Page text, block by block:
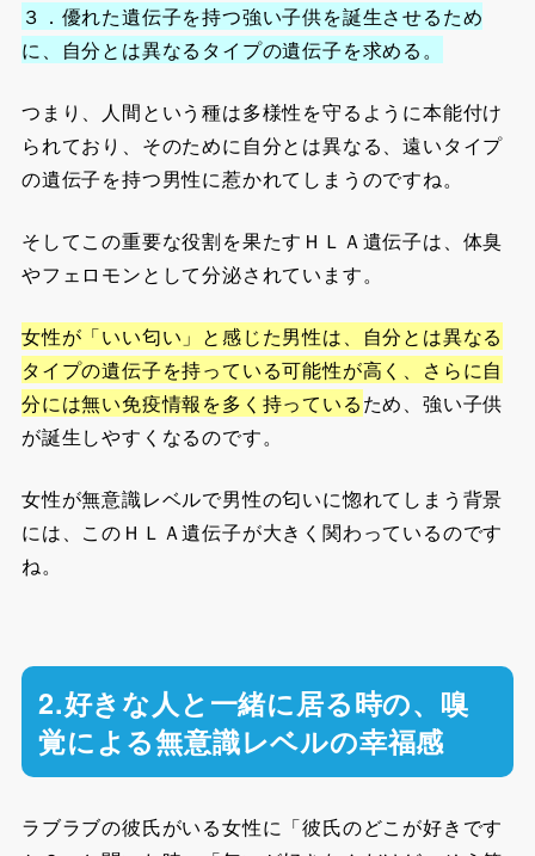
３．優れた遺伝子を持つ強い子供を誕生させるため
に、自分とは異なるタイプの遺伝子を求める。
つまり、人間という種は多様性を守るように本能付け
られており、そのために自分とは異なる、遠いタイプ
の遺伝子を持つ男性に惹かれてしまうのですね。
そしてこの重要な役割を果たすＨＬＡ遺伝子は、体臭
やフェロモンとして分泌されています。
女性が「いい匂い」と感じた男性は、自分とは異なる
タイプの遺伝子を持っている可能性が高く、さらに自
分には無い免疫情報を多く持っているため、強い子供
が誕生しやすくなるのです。
女性が無意識レベルで男性の匂いに惚れてしまう背景
には、このＨＬＡ遺伝子が大きく関わっているのです
ね。
2.好きな人と一緒に居る時の、嗅
覚による無意識レベルの幸福感
ラブラブの彼氏がいる女性に「彼氏のどこが好きです